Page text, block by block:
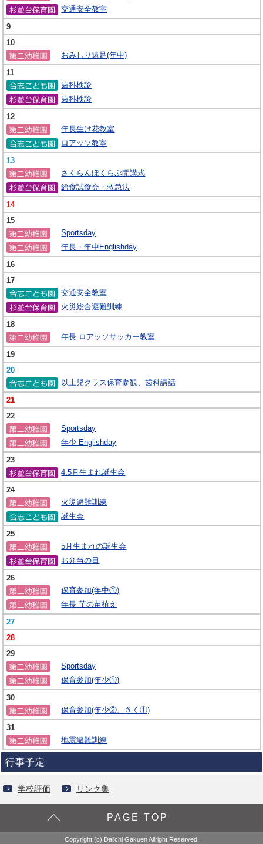
交通安全教室
9
10
おみしり遠足(年中)
11
歯科検診
歯科検診
12
年長生け花教室
ロアッソ教室
13
さくらんぼくらぶ開講式
給食試食会・救急法
14
15
Sportsday
年長・年中Englishday
16
17
交通安全教室
火災総合避難訓練
18
年長 ロアッソサッカー教室
19
20
以上児クラス保育参観、歯科講話
21
22
Sportsday
年少 Englishday
23
4.5月生まれ誕生会
24
火災避難訓練
誕生会
25
5月生まれの誕生会
お弁当の日
26
保育参加(年中①)
年長 芋の苗植え
27
28
29
Sportsday
保育参加(年少①)
30
保育参加(年少②、きく①)
31
地震避難訓練
行事予定
学校評価 リンク集
PAGE TOP
Copyright (c) Daiichi Gakuen Allright Reserved.